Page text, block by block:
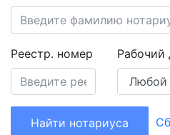
Реестр. номер Рабочий
Найти нотариуса